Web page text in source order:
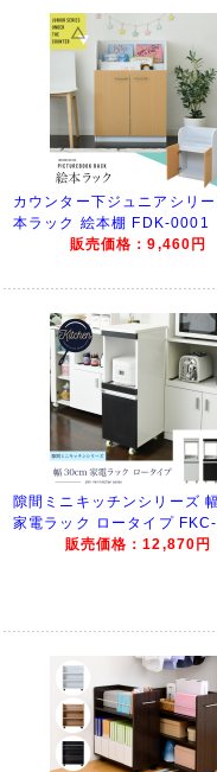
カウンター下ジュニアシリ
本ラック 絵本棚 FDK-0001
販売価格：9,460円
隙間ミニキッチンシリーズ
家電ラック ロータイプ
販売価格：12,870円